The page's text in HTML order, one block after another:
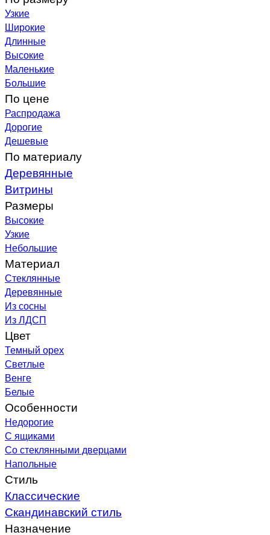
Узкие
Широкие
Длинные
Высокие
Маленькие
Большие
По цене
Распродажа
Дорогие
Дешевые
По материалу
Деревянные
Витрины
Размеры
Высокие
Узкие
Небольшие
Материал
Стеклянные
Деревянные
Из сосны
Из ЛДСП
Цвет
Темный орех
Светлые
Венге
Белые
Особенности
Недорогие
С ящиками
Со стеклянными дверцами
Напольные
Стиль
Классические
Скандинавский стиль
Назначение